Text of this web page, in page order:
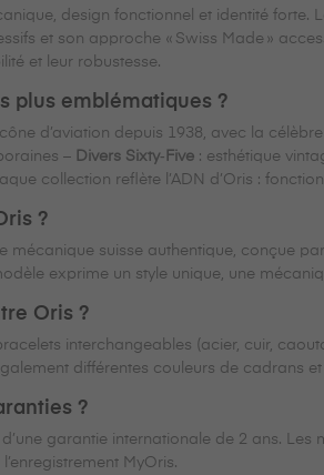
design fonctionnel et identité forte.
et son approche « Swiss Made »
et leur robustesse.
plus emblématiques ?
d’aviation depuis 1938, avec la
– Divers Sixty‑Five: esthétique
collection reflète l’ADN d’Oris :
?
mécanique suisse authentique, conçue
exprime un style unique, une
Oris ?
interchangeables (acier, cuir,
différentes couleurs de cadrans et
?
garantie internationale de 2 ans.
MyOris.